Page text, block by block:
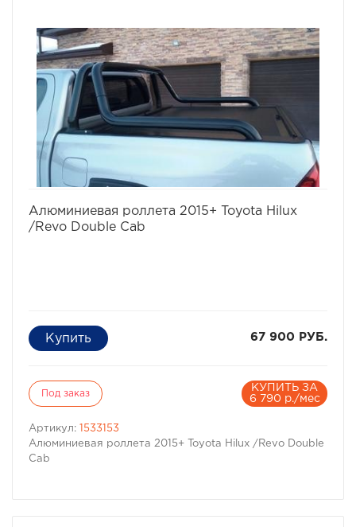
Алюминиевая роллета 2015+ Toyota Hilux
/Revo Double Cab
67 900 РУБ.
Под заказ
КУПИТЬ ЗА
6 790 р./мес
Артикул:
1533153
Алюминиевая роллета 2015+ Toyota Hilux /Revo Double
Cab